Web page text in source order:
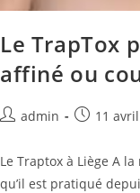
Le TrapTox
affiné ou
admin 11
Le Traptox à Liège A
qu’il est pratiqué